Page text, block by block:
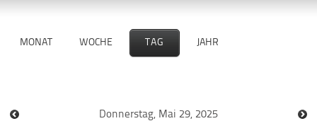
MONAT WOCHE TAG JAHR
Donnerstag, Mai 29, 2025